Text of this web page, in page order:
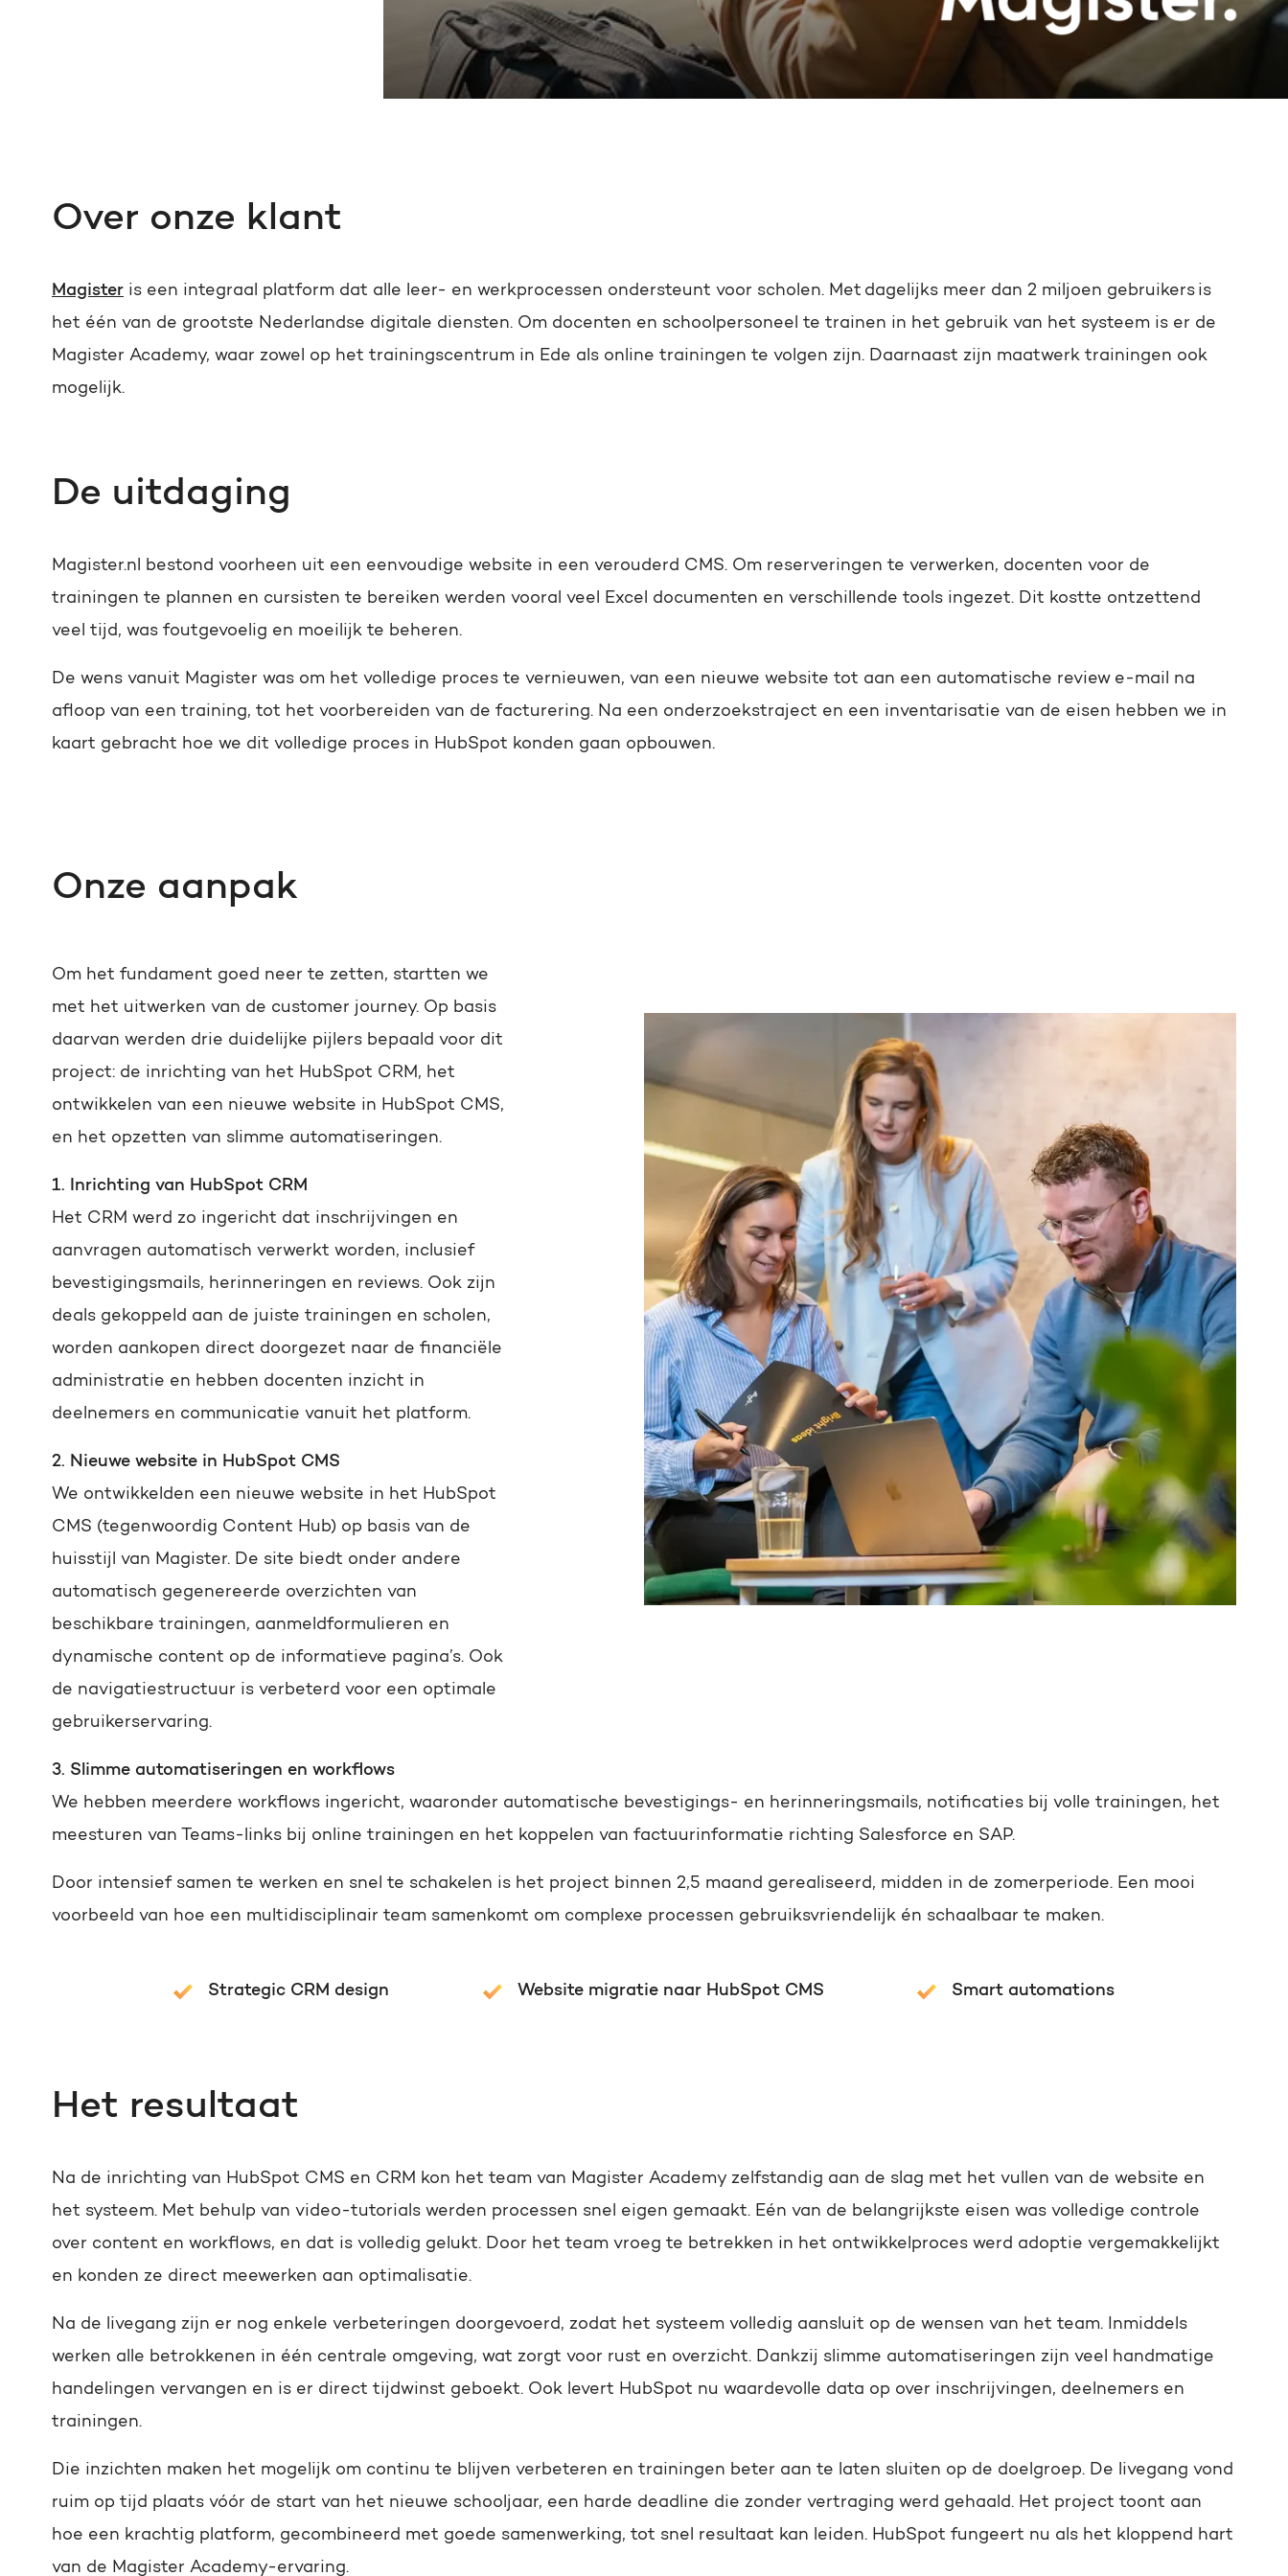
HubSpot websites
Gratis portal scan
Over onze klant
Magister is een integraal platform dat alle leer- en werkprocessen ondersteunt voor scholen. Met dagelijks meer dan 2 miljoen gebruikers is
het één van de grootste Nederlandse digitale diensten. Om docenten en schoolpersoneel te trainen in het gebruik van het systeem is er de
Magister Academy, waar zowel op het trainingscentrum in Ede als online trainingen te volgen zijn. Daarnaast zijn maatwerk trainingen ook
mogelijk.
De uitdaging
Magister.nl bestond voorheen uit een eenvoudige website in een verouderd CMS. Om reserveringen te verwerken, docenten voor de
trainingen te plannen en cursisten te bereiken werden vooral veel Excel documenten en verschillende tools ingezet. Dit kostte ontzettend
veel tijd, was foutgevoelig en moeilijk te beheren.
De wens vanuit Magister was om het volledige proces te vernieuwen, van een nieuwe website tot aan een automatische review e-mail na
afloop van een training, tot het voorbereiden van de facturering. Na een onderzoekstraject en een inventarisatie van de eisen hebben we in
kaart gebracht hoe we dit volledige proces in HubSpot konden gaan opbouwen.
Onze aanpak
Om het fundament goed neer te zetten, startten we
met het uitwerken van de customer journey. Op basis
daarvan werden drie duidelijke pijlers bepaald voor dit
project: de inrichting van het HubSpot CRM, het
ontwikkelen van een nieuwe website in HubSpot CMS,
en het opzetten van slimme automatiseringen.
1. Inrichting van HubSpot CRM
Het CRM werd zo ingericht dat inschrijvingen en
aanvragen automatisch verwerkt worden, inclusief
bevestigingsmails, herinneringen en reviews. Ook zijn
deals gekoppeld aan de juiste trainingen en scholen,
worden aankopen direct doorgezet naar de financiële
administratie en hebben docenten inzicht in
deelnemers en communicatie vanuit het platform.
2. Nieuwe website in HubSpot CMS
We ontwikkelden een nieuwe website in het HubSpot
CMS (tegenwoordig Content Hub) op basis van de
huisstijl van Magister. De site biedt onder andere
automatisch gegenereerde overzichten van
beschikbare trainingen, aanmeldformulieren en
dynamische content op de informatieve pagina’s. Ook
de navigatiestructuur is verbeterd voor een optimale
gebruikerservaring.
3. Slimme automatiseringen en workflows
We hebben meerdere workflows ingericht, waaronder automatische bevestigings- en herinneringsmails, notificaties bij volle trainingen, het
meesturen van Teams-links bij online trainingen en het koppelen van factuurinformatie richting Salesforce en SAP.
Door intensief samen te werken en snel te schakelen is het project binnen 2,5 maand gerealiseerd, midden in de zomerperiode. Een mooi
voorbeeld van hoe een multidisciplinair team samenkomt om complexe processen gebruiksvriendelijk én schaalbaar te maken.
Strategic CRM design Website migratie naar HubSpot CMS Smart automations
Het resultaat
Na de inrichting van HubSpot CMS en CRM kon het team van Magister Academy zelfstandig aan de slag met het vullen van de website en
het systeem. Met behulp van video-tutorials werden processen snel eigen gemaakt. Eén van de belangrijkste eisen was volledige controle
over content en workflows, en dat is volledig gelukt. Door het team vroeg te betrekken in het ontwikkelproces werd adoptie vergemakkelijkt
en konden ze direct meewerken aan optimalisatie.
Na de livegang zijn er nog enkele verbeteringen doorgevoerd, zodat het systeem volledig aansluit op de wensen van het team. Inmiddels
werken alle betrokkenen in één centrale omgeving, wat zorgt voor rust en overzicht. Dankzij slimme automatiseringen zijn veel handmatige
handelingen vervangen en is er direct tijdwinst geboekt. Ook levert HubSpot nu waardevolle data op over inschrijvingen, deelnemers en
trainingen.
Die inzichten maken het mogelijk om continu te blijven verbeteren en trainingen beter aan te laten sluiten op de doelgroep. De livegang vond
ruim op tijd plaats vóór de start van het nieuwe schooljaar, een harde deadline die zonder vertraging werd gehaald. Het project toont aan
hoe een krachtig platform, gecombineerd met goede samenwerking, tot snel resultaat kan leiden. HubSpot fungeert nu als het kloppend hart
van de Magister Academy-ervaring.